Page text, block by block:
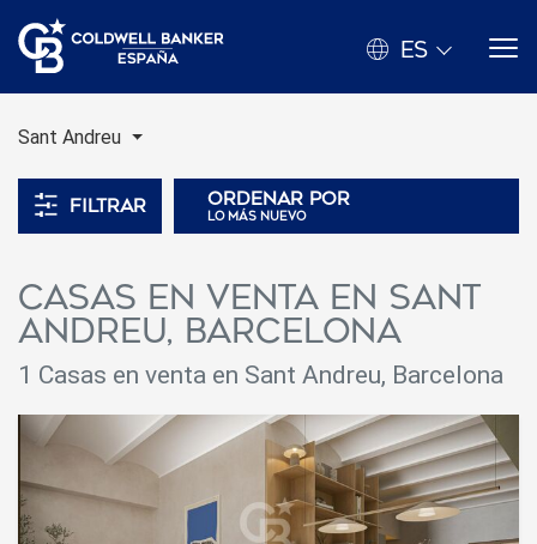
ES
Sant Andreu
Filtrar Ordenar por
lo más nuevo
Casas en venta en Sant
Andreu, Barcelona
1 Casas en venta en Sant Andreu, Barcelona